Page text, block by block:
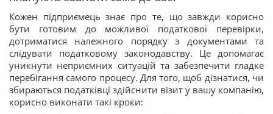
Кожен підприємець знає про те, що завжди корисно
бути готовим до можливої податкової перевірки,
дотриматися належного порядку з документами та
слідувати податковому законодавству. Це допомагає
уникнути неприємних ситуацій та забезпечити гладке
перебігання самого процесу. Для того, щоб дізнатися, чи
збираються податківці здійснити візит у вашу компанію,
корисно виконати такі кроки: